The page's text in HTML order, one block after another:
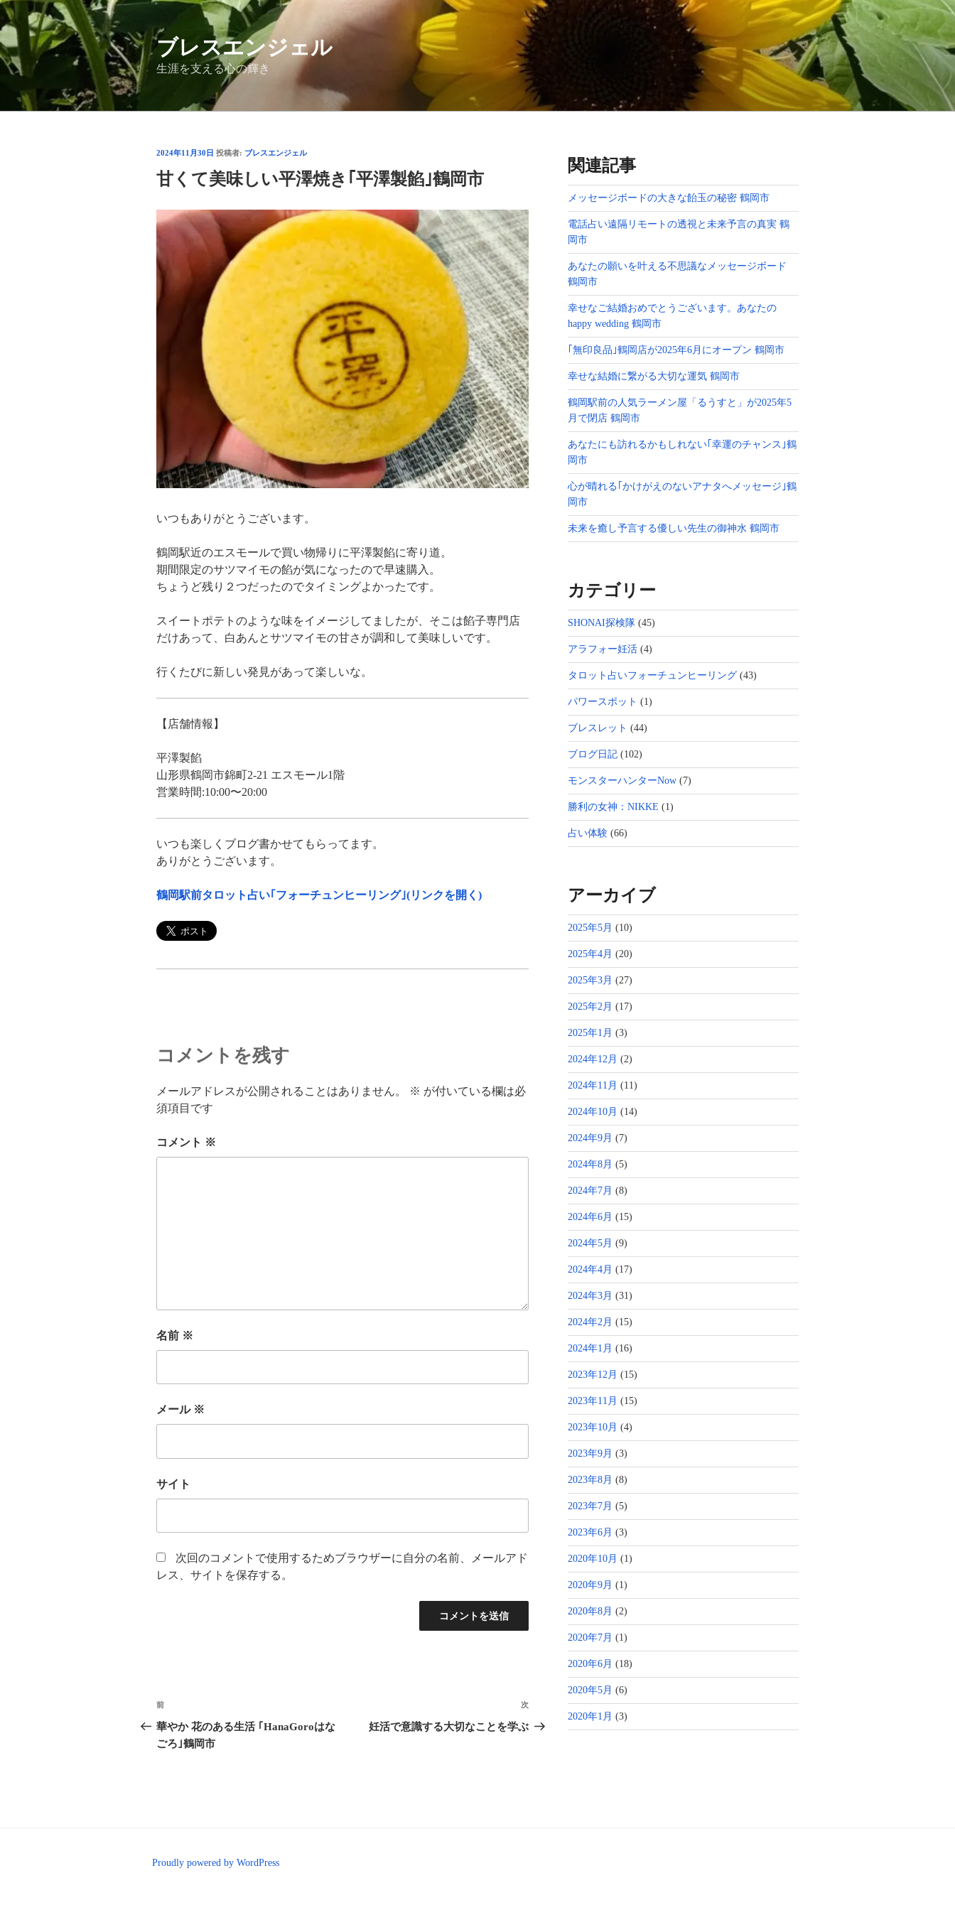
コ
ン
テ
ン
ツ
ス
ブレスエンジェル
生涯を支える心の輝き
投
日:
2024年11月30日 投稿者: ブレスエンジェル
甘くて美味しい平澤焼き｢平澤製餡｣鶴岡市
いつもありがとうございます。
鶴岡駅近のエスモールで買い物帰りに平澤製餡に寄り道。
期間限定のサツマイモの餡が気になったので早速購入。
ちょうど残り２つだったのでタイミングよかったです。
スイートポテトのような味をイメージしてましたが、そこは餡子専門店
だけあって、白あんとサツマイモの甘さが調和して美味しいです。
行くたびに新しい発見があって楽しいな。
【店舗情報】
平澤製餡
山形県鶴岡市錦町2-21 エスモール1階
営業時間:10:00〜20:00
いつも楽しくブログ書かせてもらってます。
ありがとうございます。
鶴岡駅前タロット占い｢フォーチュンヒーリング｣(リンクを開く)
コメントを残す
メールアドレスが公開されることはありません。 ※ が付いている欄は必
須項目です
コメント ※
名前 ※
メール ※
サイト
次回のコメントで使用するためブラウザーに自分の名前、メールアド
レス、サイトを保存する。
投
稿
ナ
シ
前
の
投
前
華やか 花のある生活 ｢HanaGoroはな
ごろ｣鶴岡市
の
次
妊活で意識する大切なことを学ぶ
関連記事
メッセージボードの大きな飴玉の秘密 鶴岡市
電話占い遠隔リモートの透視と未来予言の真実 鶴
岡市
あなたの願いを叶える不思議なメッセージボード
鶴岡市
幸せなご結婚おめでとうございます。あなたの
happy wedding 鶴岡市
｢無印良品｣鶴岡店が2025年6月にオープン 鶴岡市
幸せな結婚に繋がる大切な運気 鶴岡市
鶴岡駅前の人気ラーメン屋「るうすと」が2025年5
月で閉店 鶴岡市
あなたにも訪れるかもしれない｢幸運のチャンス｣鶴
岡市
心が晴れる｢かけがえのないアナタへメッセージ｣鶴
岡市
未来を癒し予言する優しい先生の御神水 鶴岡市
カテゴリー
SHONAI探検隊(45)
アラフォー妊活(4)
タロット占いフォーチュンヒーリング(43)
パワースポット (1)
ブレスレット (44)
ブログ日記(102)
モンスターハンターNow(7)
勝利の女神：NIKKE (1)
占い体験(66)
アーカイブ
2025年5月 (10)
2025年4月 (20)
2025年3月 (27)
2025年2月 (17)
2025年1月 (3)
2024年12月 (2)
2024年11月 (11)
2024年10月 (14)
2024年9月 (7)
2024年8月 (5)
2024年7月 (8)
2024年6月 (15)
2024年5月 (9)
2024年4月 (17)
2024年3月 (31)
2024年2月 (15)
2024年1月 (16)
2023年12月 (15)
2023年11月 (15)
2023年10月 (4)
2023年9月 (3)
2023年8月 (8)
2023年7月 (5)
2023年6月 (3)
2020年10月 (1)
2020年9月 (1)
2020年8月 (2)
2020年7月 (1)
2020年6月 (18)
2020年5月 (6)
2020年1月 (3)
Proudly powered by WordPress